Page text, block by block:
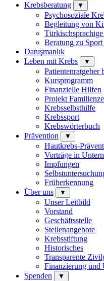
Krebsberatung
▼
Psychosoziale
Begleitung von
Beratung zu
Danışmanlık
Leben mit Krebs
▼
Patientenratgeber
Kursprogramm
Finanzielle Hilfen
Projekt
Krebsselbsthilfe
Krebssport
Krebswörterbuch
Prävention
▼
Hautkrebs-
Vorträge in
Impfungen
Früherkennung
Über uns
▼
Unser Leitbild
Vorstand
Geschäftsstelle
Stellenangebote
Krebsstiftung
Historisches
Transparente
Finanzierung und
Spenden
▼